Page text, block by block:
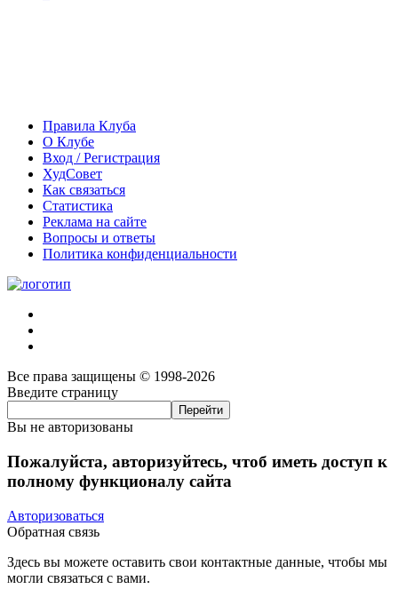
Правила Клуба
О Клубе
Вход / Регистрация
ХудСовет
Как связаться
Статистика
Реклама на сайте
Вопросы и ответы
Политика конфиденциальности
Все права защищены © 1998-2026
Введите страницу
Вы не авторизованы
Пожалуйста, авторизуйтесь, чтоб иметь доступ к
полному функционалу сайта
Авторизоваться
Обратная связь
Здесь вы можете оставить свои контактные данные, чтобы мы
могли связаться с вами.